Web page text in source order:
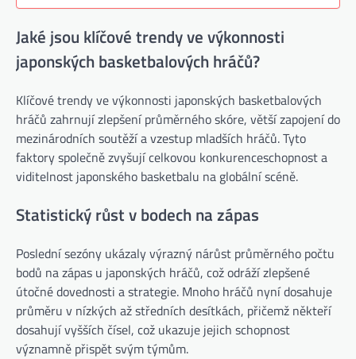
Jaké jsou klíčové trendy ve výkonnosti
japonských basketbalových hráčů?
Klíčové trendy ve výkonnosti japonských basketbalových
hráčů zahrnují zlepšení průměrného skóre, větší zapojení do
mezinárodních soutěží a vzestup mladších hráčů. Tyto
faktory společně zvyšují celkovou konkurenceschopnost a
viditelnost japonského basketbalu na globální scéně.
Statistický růst v bodech na zápas
Poslední sezóny ukázaly výrazný nárůst průměrného počtu
bodů na zápas u japonských hráčů, což odráží zlepšené
útočné dovednosti a strategie. Mnoho hráčů nyní dosahuje
průměru v nízkých až středních desítkách, přičemž někteří
dosahují vyšších čísel, což ukazuje jejich schopnost
významně přispět svým týmům.